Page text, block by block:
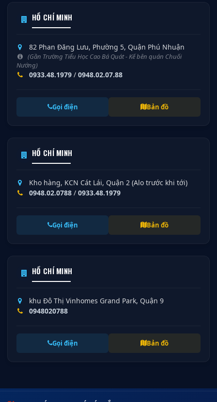
HỒ CHÍ MINH
82 Phan Đăng Lưu, Phường 5, Quận Phú Nhuận
(Gần Trường Tiểu Học Cao Bá Quát - Kế bên quán Chuối
Nướng)
0933.48.1979 / 0948.02.07.88
Gọi điện Bản đồ
HỒ CHÍ MINH
Kho hàng, KCN Cát Lái, Quận 2 (Alo trước khi tới)
0948.02.0788 / 0933.48.1979
Gọi điện Bản đồ
HỒ CHÍ MINH
khu Đô Thị Vinhomes Grand Park, Quận 9
0948020788
Gọi điện Bản đồ